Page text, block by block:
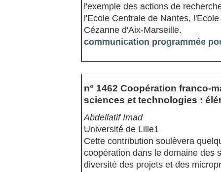
l'exemple des actions de
l'Ecole Centrale de Nantes,
Cézanne d'Aix-Marseille.
communication programmée
n° 1462 Coopération franco-
sciences et technologies :
Abdellatif Imad
Université de Lille1
Cette contribution soulèvera
coopération dans le domaine des
diversité des projets et des